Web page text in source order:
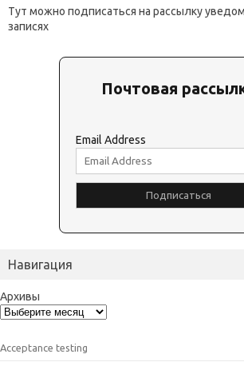
Тут можно подписаться на рассылку
записях
Почтовая
Email Address
Навигация
Архивы
Acceptance testing